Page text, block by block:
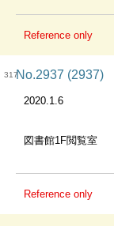
Reference only
317No.2937 (2937)
2020.1.6
図書館1F閲覧室
Reference only